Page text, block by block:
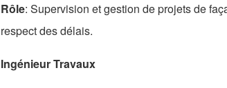
Rôle: Supervision et gestion de projets de
respect des délais.
Ingénieur Travaux